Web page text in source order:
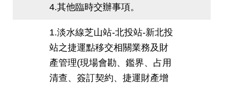
4.其他臨時交辦事項。
1.淡水線芝山站-北投站-新北投
站之捷運點移交相關業務及財
產管理(現場會勘、鑑界、占用
清查、簽訂契約、捷運財產增